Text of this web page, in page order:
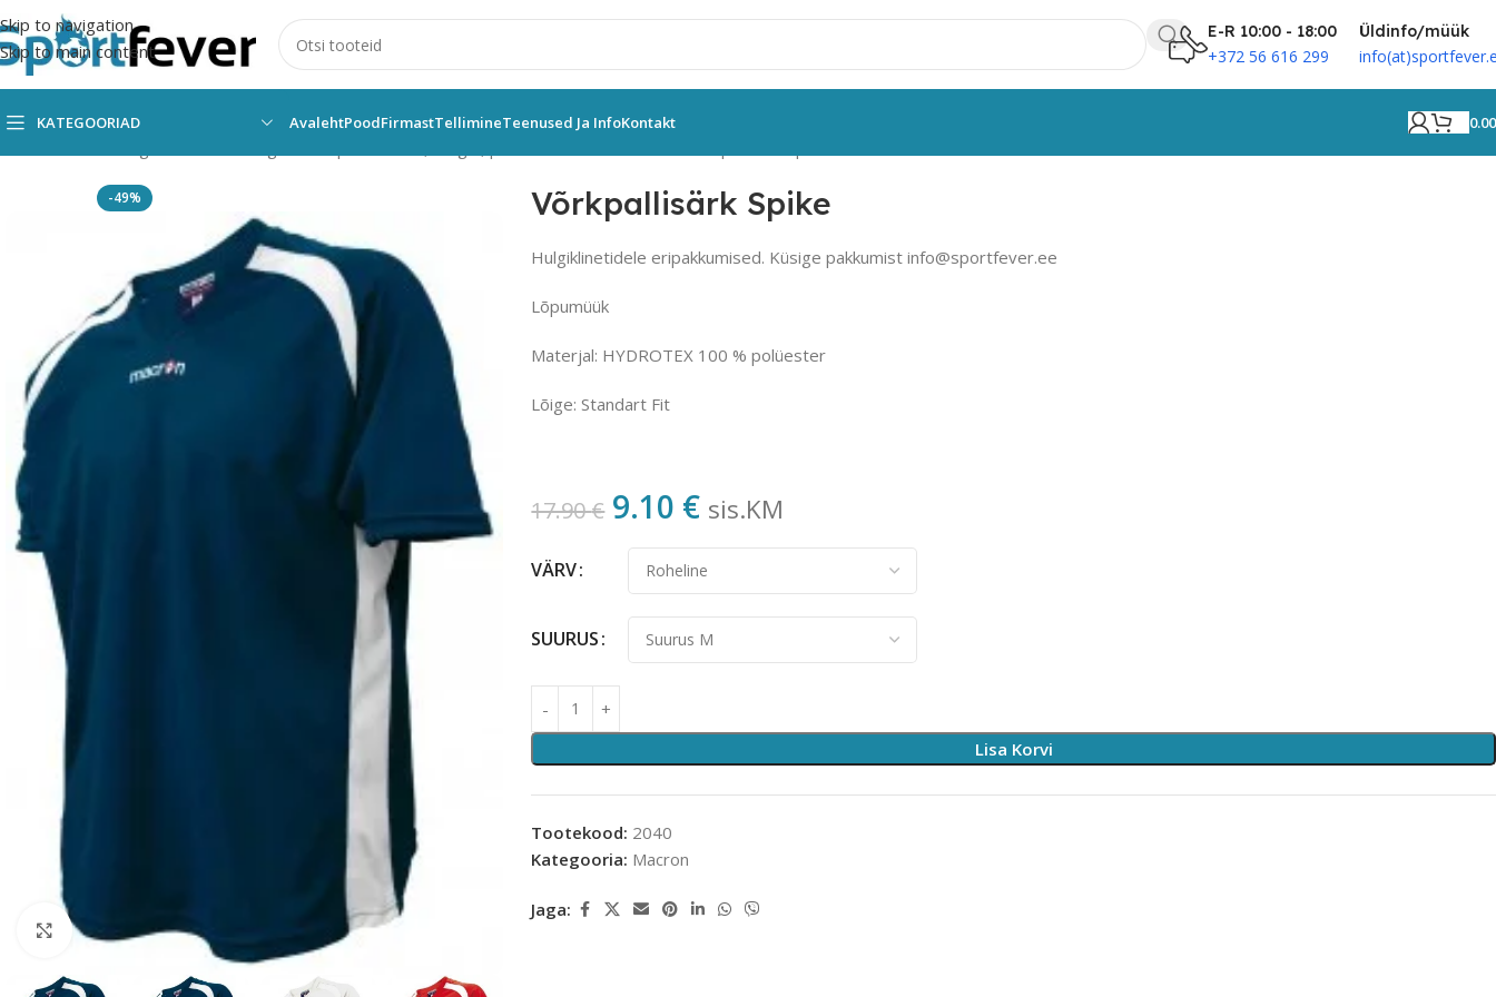
Skip to navigation
Skip to main content
E-R 10:00 - 18:00
+372 56 616 299
Üldinfo/müük
KATEGOORIAD AvalehtPoodFirmastTellimineTeenused Ja InfoKontakt
-49%
Suurendamiseks klõpsake
Võrkpallisärk Spike
Hulgiklinetidele eripakkumised. Küsige pakkumist info@sportfever.ee
Lõpumüük
Materjal: HYDROTEX 100 % polüester
Lõige: Standart Fit
17.90€ 9.10 € sis.KM
VÄRV
SUURUS
Lisa Korvi
Tootekood: 2040
Kategooria: Macron
Jaga: